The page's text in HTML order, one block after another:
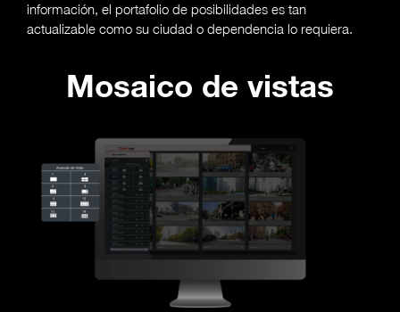
información, el portafolio de posibilidades es tan
actualizable como su ciudad o dependencia lo requiera.
Mosaico de vistas